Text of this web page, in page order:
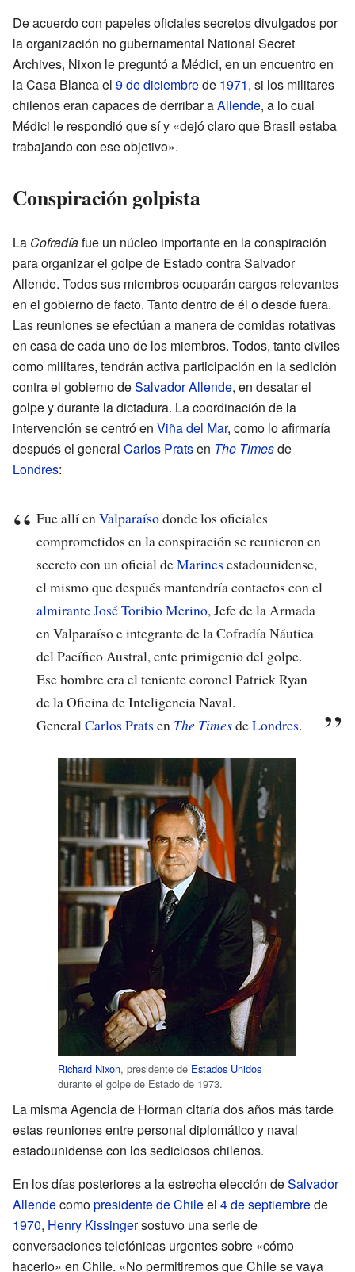
De acuerdo con papeles oficiales secretos divulgados por
la organización no gubernamental National Secret
Archives, Nixon le preguntó a Médici, en un encuentro en
la Casa Blanca el 9 de diciembrede 1971, si los militares
chilenos eran capaces de derribar aAllende, a lo cual
Médici le respondió que sí y «dejó claro que Brasil estaba
trabajando con ese objetivo».
Conspiración golpista
La Cofradíafue un núcleo importante en la conspiración
para organizar el golpe de Estado contra Salvador
Allende. Todos sus miembros ocuparán cargos relevantes
en el gobierno de facto. Tanto dentro de él o desde fuera.
Las reuniones se efectúan a manera de comidas rotativas
en casa de cada uno de los miembros. Todos, tanto civiles
como militares, tendrán activa participación en la sedición
contra el gobierno deSalvador Allende, en desatar el
golpe y durante la dictadura. La coordinación de la
intervención se centró en Viña del Mar, como lo afirmaría
después el general Carlos Pratsen The Timesde
Londres:
Fue allí en Valparaísodonde los oficiales
comprometidos en la conspiración se reunieron en
secreto con un oficial deMarines estadounidense,
el mismo que después mantendría contactos con el
almiranteJosé Toribio Merino, Jefe de la Armada
en Valparaíso e integrante de la Cofradía Náutica
del Pacífico Austral, ente primigenio del golpe.
Ese hombre era el teniente coronel Patrick Ryan
de la Oficina de Inteligencia Naval.
General Carlos Prats en The TimesdeLondres.
Richard Nixon, presidente de Estados Unidos
durante el golpe de Estado de 1973.
La misma Agencia de Horman citaría dos años más tarde
estas reuniones entre personal diplomático y naval
estadounidense con los sediciosos chilenos.
En los días posteriores a la estrecha elección deSalvador
Allendecomopresidente de Chileel 4 de septiembrede
1970, Henry Kissingersostuvo una serie de
conversaciones telefónicas urgentes sobre «cómo
hacerlo» en Chile. «No permitiremos que Chile se vaya